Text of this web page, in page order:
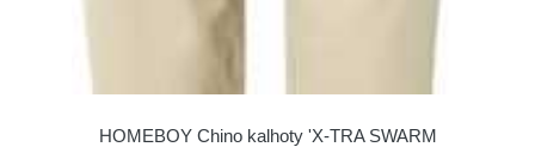
HOMEBOY Chino kalhoty 'X-TRA SWARM